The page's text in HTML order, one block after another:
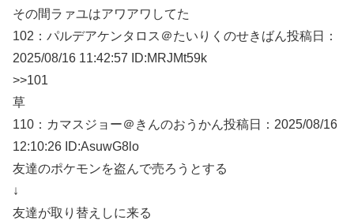
その間ラァユはアワアワしてた
102： パルデアケンタロス＠たいりくのせきばん投稿日：
2025/08/16 11:42:57 ID:MRJMt59k
>>101
草
110： カマスジョー＠きんのおうかん投稿日：2025/08/16
12:10:26 ID:AsuwG8lo
友達のポケモンを盗んで売ろうとする
↓
友達が取り替えしに来る